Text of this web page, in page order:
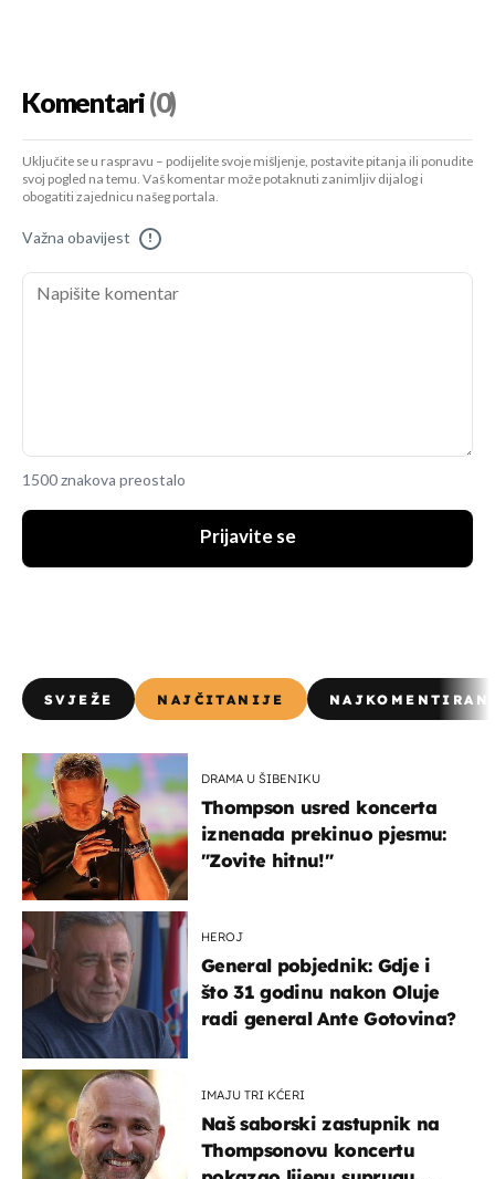
Komentari(0)
Uključite se u raspravu – podijelite svoje mišljenje, postavite pitanja ili ponudite
svoj pogled na temu. Vaš komentar može potaknuti zanimljiv dijalog i
obogatiti zajednicu našeg portala.
Važna obavijest !
1500 znakova preostalo
Prijavite se
SVJEŽE NAJČITANIJE
DRAMA U ŠIBENIKU
Thompson usred koncerta
iznenada prekinuo pjesmu:
"Zovite hitnu!"
HEROJ
General pobjednik: Gdje i
što 31 godinu nakon Oluje
radi general Ante Gotovina?
IMAJU TRI KĆERI
Naš saborski zastupnik na
Thompsonovu koncertu